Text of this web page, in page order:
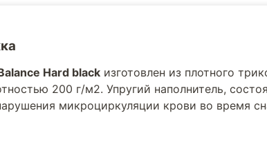
Hard blackизготовлен из плотного
200 г/м2. Упругий наполнитель,
микроциркуляции крови во время